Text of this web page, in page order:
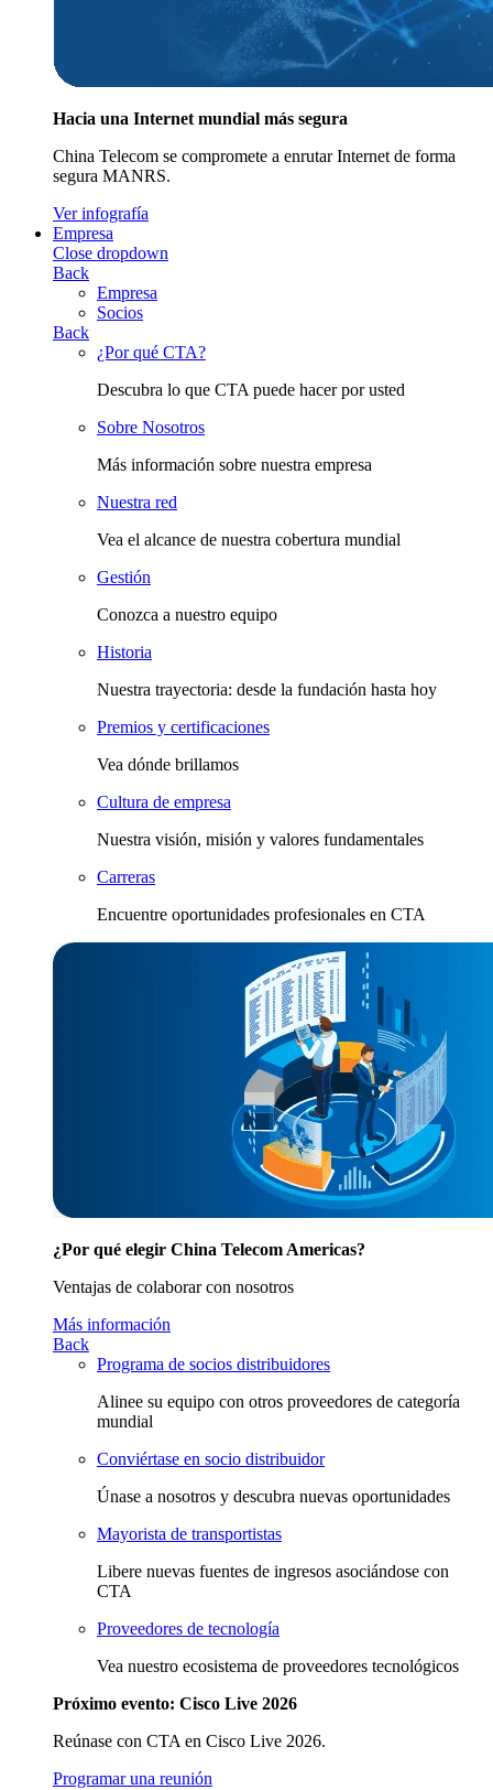
Hacia una Internet mundial más segura
China Telecom se compromete a enrutar Internet de forma
segura MANRS.
Ver infografía
Empresa
Close dropdown
Back
Empresa
Socios
Back
¿Por qué CTA?
Descubra lo que CTA puede hacer por usted
Sobre Nosotros
Más información sobre nuestra empresa
Nuestra red
Vea el alcance de nuestra cobertura mundial
Gestión
Conozca a nuestro equipo
Historia
Nuestra trayectoria: desde la fundación hasta hoy
Premios y certificaciones
Vea dónde brillamos
Cultura de empresa
Nuestra visión, misión y valores fundamentales
Carreras
Encuentre oportunidades profesionales en CTA
¿Por qué elegir China Telecom Americas?
Ventajas de colaborar con nosotros
Más información
Back
Programa de socios distribuidores
Alinee su equipo con otros proveedores de categoría
mundial
Conviértase en socio distribuidor
Únase a nosotros y descubra nuevas oportunidades
Mayorista de transportistas
Libere nuevas fuentes de ingresos asociándose con
CTA
Proveedores de tecnología
Vea nuestro ecosistema de proveedores tecnológicos
Próximo evento: Cisco Live 2026
Reúnase con CTA en Cisco Live 2026.
Programar una reunión